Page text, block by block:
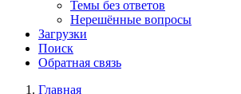
Темы без ответов
Нерешённые вопросы
Загрузки
Поиск
Обратная связь
Главная